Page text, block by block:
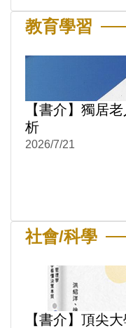
教育學習
【書介】獨居
析
2026/7/21
社會/科學
【書介】頂尖